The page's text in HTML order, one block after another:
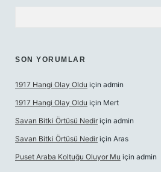
SON YORUMLAR
1917 Hangi Olay Oldu için admin
1917 Hangi Olay Oldu için Mert
Savan Bitki Örtüsü Nedir için admin
Savan Bitki Örtüsü Nedir için Aras
Puset Araba Koltuğu Oluyor Mu için admin